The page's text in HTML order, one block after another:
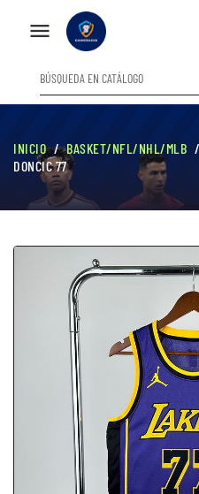

INICIO BASKET/NFL/NHL/MLB
DONCIC 77